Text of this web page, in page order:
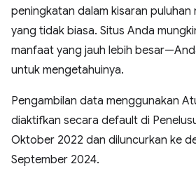
peningkatan dalam kisaran puluhan
yang tidak biasa. Situs Anda
manfaat yang jauh lebih
untuk mengetahuinya.
Pengambilan data menggunakan
diaktifkan secara default di
Oktober 2022 dan diluncurkan ke
September 2024.